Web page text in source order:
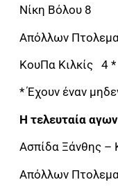
Νίκη Βόλου 8
Απόλλων
ΚουΠα Κιλκίς 4 *
* Έχουν έναν
Η τελευταία
Ασπίδα Ξάνθης –
Απόλλων